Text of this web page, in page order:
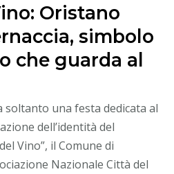
Oristano
simbolo
che guarda al
soltanto una festa dedicata al
dell’identità del
Vino”, il Comune di
Nazionale Città del